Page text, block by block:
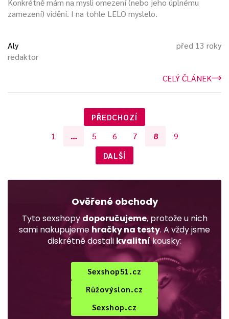
Konkrétně mám na mysli omezení (nebo jeho úplnému
zamezení) vidění. I na tohle LELO myslelo.
Aly
redaktor
před 13 roky
CELÝ ČLÁNEK
PŘEDCHOZÍ
1 … 5 6 7 8 9
DALŠÍ
Ověřené obchody
Tyto sexshopy doporučujeme, protože u nich
sami nakupujeme hračky na testy. A vždy jsme
diskrétně dostali kvalitníkousky:
Sexshop51.cz
Růžovýslon.cz
Sexshop.cz